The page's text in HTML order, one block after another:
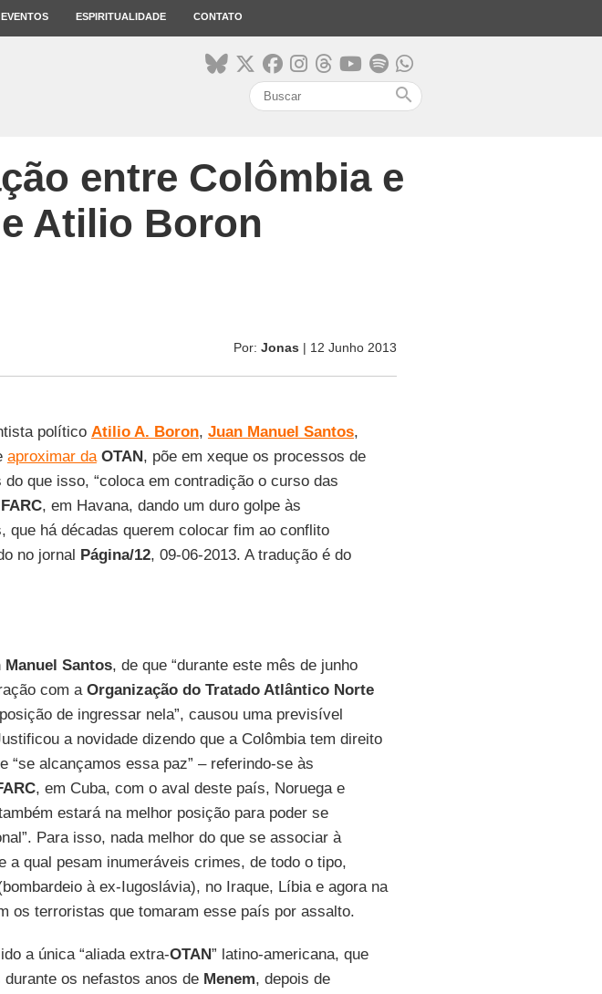
EVENTOS ESPIRITUALIDADE CONTATO
search
entre Colômbia e
Atilio Boron
Por: Jonas | 12 Junho 2013
político Atilio A. Boron, Juan Manuel Santos,
aproximar da OTAN, põe em xeque os processos de
que isso, “coloca em contradição o curso das
FARC, em Havana, dando um duro golpe às
que há décadas querem colocar fim ao conflito
no jornal Página/12, 09-06-2013. A tradução é do
Manuel Santos, de que “durante este mês de junho
com a Organização do Tratado Atlântico Norte
de ingressar nela”, causou uma previsível
a novidade dizendo que a Colômbia tem direito
“se alcançamos essa paz” – referindo-se às
, em Cuba, com o aval deste país, Noruega e
estará na melhor posição para poder se
Para isso, nada melhor do que se associar à
a qual pesam inumeráveis crimes, de todo o tipo,
à ex-Iugoslávia), no Iraque, Líbia e agora na
os terroristas que tomaram esse país por assalto.
a única “aliada extra-OTAN” latino-americana, que
os nefastos anos de Menem, depois de